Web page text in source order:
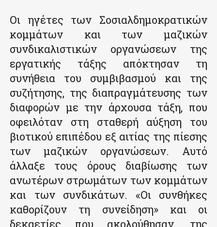
Οι ηγέτες των Σοσιαλδημοκρατικών
κομμάτων και των μαζικών
συνδικαλιστικών οργανώσεων της
εργατικής τάξης απόκτησαν τη
συνήθεια του συμβιβασμού και της
συζήτησης, της διαπραγμάτευσης των
διαφορών με την άρχουσα τάξη, που
οφειλόταν στη σταθερή αύξηση του
βιοτικού επιπέδου εξ αιτίας της πίεσης
των μαζικών οργανώσεων. Αυτό
άλλαξε τους όρους διαβίωσης των
ανωτέρων στρωμάτων των κομμάτων
και των συνδικάτων. «Οι συνθήκες
καθορίζουν τη συνείδηση» και οι
δεκαετίες που ακολούθησαν, της